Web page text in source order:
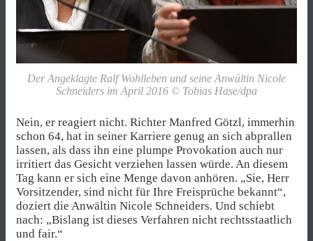
Der Angeklagte Ralf Wohlleben und seine Anwältin Nicole
Schneiders im April 2016 © Tobias Hase/dpa
Nein, er reagiert nicht. Richter Manfred Götzl, immerhin
schon 64, hat in seiner Karriere genug an sich abprallen
lassen, als dass ihn eine plumpe Provokation auch nur
irritiert das Gesicht verziehen lassen würde. An diesem
Tag kann er sich eine Menge davon anhören. „Sie, Herr
Vorsitzender, sind nicht für Ihre Freisprüche bekannt“,
doziert die Anwältin Nicole Schneiders. Und schiebt
nach: „Bislang ist dieses Verfahren nicht rechtsstaatlich
und fair.“